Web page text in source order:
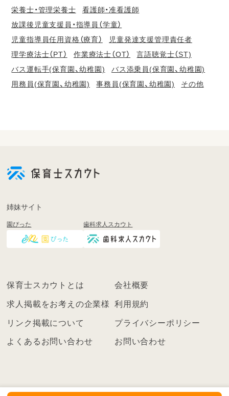
栄養士・管理栄養士
看護師・准看護師
放課後児童支援員・指導員（学童）
児童指導員任用資格（療育）
児童発達支援管理責任者
理学療法士（PT）
作業療法士（OT）
言語聴覚士（ST)
バス運転手(保育園、幼稚園)
バス添乗員(保育園、幼稚園)
用務員(保育園、幼稚園)
事務員(保育園、幼稚園) その他
登
く
ン
こ
姉妹サイト
園ぴった 歯科求人スカウト
保育士スカウトとは 会社概要
求人掲載をお考えの企業様 利用規約
リンク掲載について プライバシーポリシー
よくあるお問い合わせ お問い合わせ